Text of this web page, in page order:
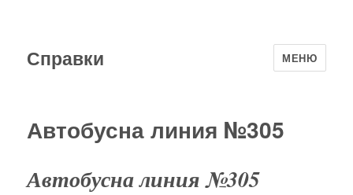
Справки МЕНЮ
Автобусна линия №305
Автобусна линия №305